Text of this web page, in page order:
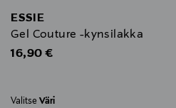
ESSIE
Gel Couture -kynsilakka
Original Price
16,90 €
Valitse Väri